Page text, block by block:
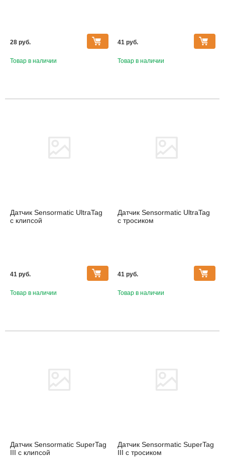
28 pуб.
Товар в наличии
41 pуб.
Товар в наличии
Датчик Sensormatic UltraTag
с клипсой
41 pуб.
Товар в наличии
Датчик Sensormatic UltraTag
с тросиком
41 pуб.
Товар в наличии
Датчик Sensormatic SuperTag
III с клипсой
Датчик Sensormatic SuperTag
III с тросиком